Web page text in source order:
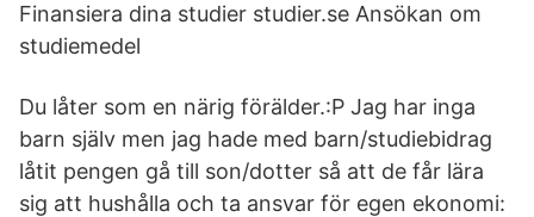
Finansiera dina studier studier.se Ansökan om
studiemedel
Du låter som en närig förälder.:P Jag har inga
barn själv men jag hade med barn/studiebidrag
låtit pengen gå till son/dotter så att de får lära
sig att hushålla och ta ansvar för egen ekonomi: